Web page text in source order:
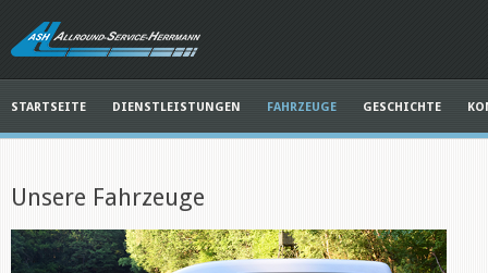
STARTSEITE DIENSTLEISTUNGEN FAHRZEUGE GESCHICHTE
Unsere Fahrzeuge